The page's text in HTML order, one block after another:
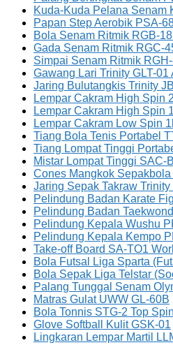
Kuda-Kuda Pelana Senam
Papan Step Aerobik PSA-
Bola Senam Ritmik RGB-
Gada Senam Ritmik RGC-
Simpai Senam Ritmik
Gawang Lari Trinity GLT-01
Jaring Bulutangkis Trinity
Lempar Cakram High Spin
Lempar Cakram High Spin
Lempar Cakram Low Spin
Tiang Bola Tenis Portabel
Tiang Lompat Tinggi
Mistar Lompat Tinggi SAC-
Cones Mangkok
Jaring Sepak Takraw Trinity
Pelindung Badan Karate
Pelindung Badan
Pelindung Kepala Wushu
Pelindung Kepala Kempo
Take-off Board SA-TO1
Bola Futsal Liga Sparta
Bola Sepak Liga Telstar
Palang Tunggal Senam
Matras Gulat UWW GL-60B
Bola Tonnis STG-2 Top Spin
Glove Softball Kulit GSK-01
Lingkaran Lempar Martil